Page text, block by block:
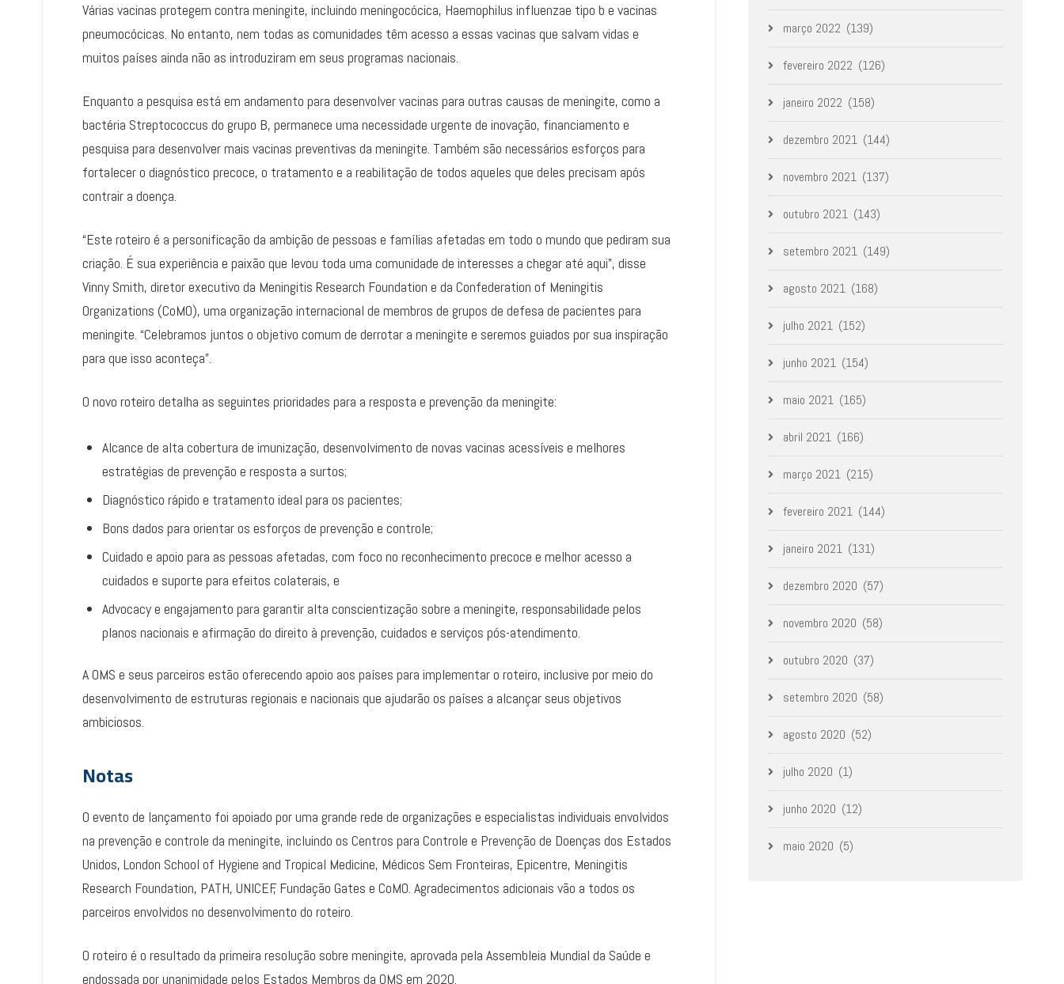
Várias vacinas protegem contra meningite, incluindo meningocócica, Haemophilus influenzae tipo b e vacinas
pneumocócicas. No entanto, nem todas as comunidades têm acesso a essas vacinas que salvam vidas e
muitos países ainda não as introduziram em seus programas nacionais.
Enquanto a pesquisa está em andamento para desenvolver vacinas para outras causas de meningite, como a
bactéria Streptococcus do grupo B, permanece uma necessidade urgente de inovação, financiamento e
pesquisa para desenvolver mais vacinas preventivas da meningite. Também são necessários esforços para
fortalecer o diagnóstico precoce, o tratamento e a reabilitação de todos aqueles que deles precisam após
contrair a doença.
“Este roteiro é a personificação da ambição de pessoas e famílias afetadas em todo o mundo que pediram sua
criação. É sua experiência e paixão que levou toda uma comunidade de interesses a chegar até aqui”, disse
Vinny Smith, diretor executivo da Meningitis Research Foundation e da Confederation of Meningitis
Organizations (CoMO), uma organização internacional de membros de grupos de defesa de pacientes para
meningite. “Celebramos juntos o objetivo comum de derrotar a meningite e seremos guiados por sua inspiração
para que isso aconteça”.
O novo roteiro detalha as seguintes prioridades para a resposta e prevenção da meningite:
Alcance de alta cobertura de imunização, desenvolvimento de novas vacinas acessíveis e melhores
estratégias de prevenção e resposta a surtos;
Diagnóstico rápido e tratamento ideal para os pacientes;
Bons dados para orientar os esforços de prevenção e controle;
Cuidado e apoio para as pessoas afetadas, com foco no reconhecimento precoce e melhor acesso a
cuidados e suporte para efeitos colaterais, e
Advocacy e engajamento para garantir alta conscientização sobre a meningite, responsabilidade pelos
planos nacionais e afirmação do direito à prevenção, cuidados e serviços pós-atendimento.
A OMS e seus parceiros estão oferecendo apoio aos países para implementar o roteiro, inclusive por meio do
desenvolvimento de estruturas regionais e nacionais que ajudarão os países a alcançar seus objetivos
ambiciosos.
Notas
O evento de lançamento foi apoiado por uma grande rede de organizações e especialistas individuais envolvidos
na prevenção e controle da meningite, incluindo os Centros para Controle e Prevenção de Doenças dos Estados
Unidos, London School of Hygiene and Tropical Medicine, Médicos Sem Fronteiras, Epicentre, Meningitis
Research Foundation, PATH, UNICEF, Fundação Gates e CoMO. Agradecimentos adicionais vão a todos os
parceiros envolvidos no desenvolvimento do roteiro.
O roteiro é o resultado da primeira resolução sobre meningite, aprovada pela Assembleia Mundial da Saúde e
endossada por unanimidade pelos Estados Membros da OMS em 2020.
março 2022 (139)
fevereiro 2022 (126)
janeiro 2022 (158)
dezembro 2021 (144)
novembro 2021 (137)
outubro 2021 (143)
setembro 2021 (149)
agosto 2021 (168)
julho 2021 (152)
junho 2021 (154)
maio 2021 (165)
abril 2021 (166)
março 2021 (215)
fevereiro 2021 (144)
janeiro 2021 (131)
dezembro 2020 (57)
novembro 2020 (58)
outubro 2020 (37)
setembro 2020 (58)
agosto 2020 (52)
julho 2020 (1)
junho 2020 (12)
maio 2020 (5)